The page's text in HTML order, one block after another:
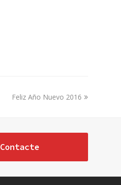
next
Feliz Año Nuevo 2016
Contacte